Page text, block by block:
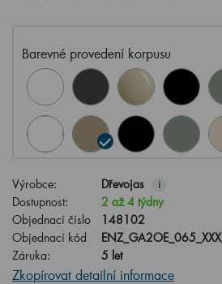
Barevné provedení korpusu
Výrobce: Dřevojas i
Dostupnost:
2 až 4 týdny
Objednací číslo
148102
Objednací kód
Záruka:
5 let
Zkopírovat detailní informace